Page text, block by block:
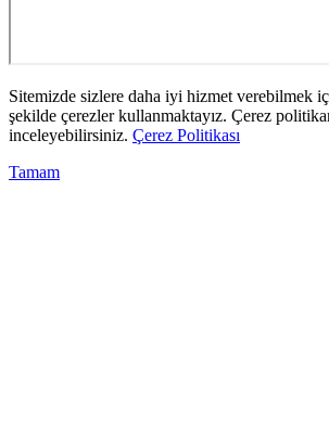
Sitemizde sizlere daha iyi hizmet verebilmek
şekilde çerezler kullanmaktayız. Çerez
inceleyebilirsiniz. Çerez Politikası
Tamam